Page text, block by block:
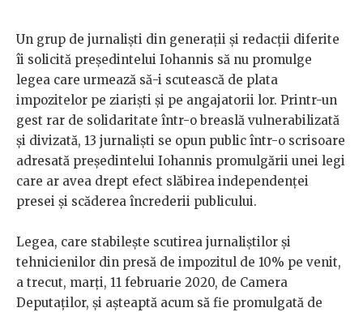
Un grup de jurnaliști din generații și redacții diferite
îi solicită președintelui Iohannis să nu promulge
legea care urmează să-i scutească de plata
impozitelor pe ziariști și pe angajatorii lor. Printr-un
gest rar de solidaritate într-o breaslă vulnerabilizată
și divizată, 13 jurnaliști se opun public într-o scrisoare
adresată președintelui Iohannis promulgării unei legi
care ar avea drept efect slăbirea independenței
presei și scăderea încrederii publicului.
Legea, care stabilește scutirea jurnaliștilor și
tehnicienilor din presă de impozitul de 10% pe venit,
a trecut, marți, 11 februarie 2020, de Camera
Deputaților, și așteaptă acum să fie promulgată de